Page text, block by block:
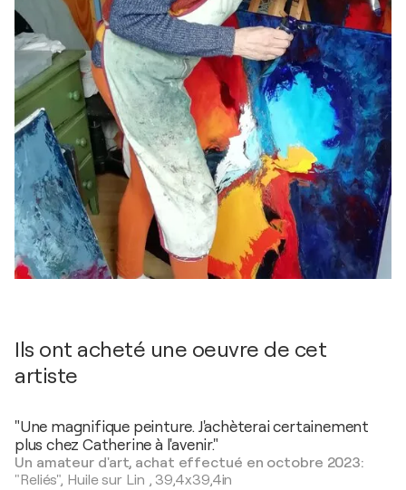
Ils ont acheté une oeuvre de cet
artiste
"Une magnifique peinture. J'achèterai certainement
plus chez Catherine à l'avenir."
Un amateur d'art, achat effectué en octobre 2023:
"Reliés", Huile sur Lin , 39,4x39,4in